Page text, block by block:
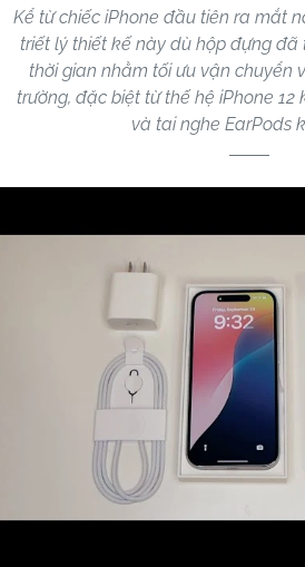
Kể từ chiếc iPhone đầu tiên ra mắt
triết lý thiết kế này dù hộp đựng
thời gian nhằm tối ưu vận chuyển
trường, đặc biệt từ thế hệ iPhone 12
và tai nghe EarPods